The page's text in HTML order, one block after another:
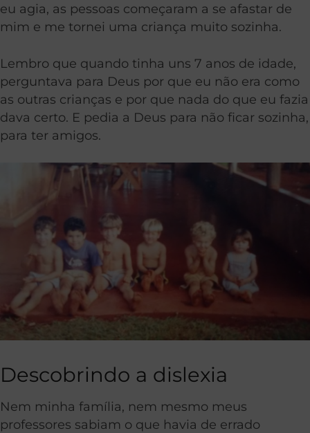
eu agia, as pessoas começaram a se afastar de
mim e me tornei uma criança muito sozinha.
Lembro que quando tinha uns 7 anos de idade,
perguntava para Deus por que eu não era como
as outras crianças e por que nada do que eu fazia
dava certo. E pedia a Deus para não ficar sozinha,
para ter amigos.
Descobrindo a dislexia
Nem minha família, nem mesmo meus
professores sabiam o que havia de errado